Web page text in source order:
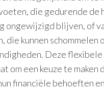
die gedurende de
ongewijzigd blijven, of
die kunnen schommelen
Deze
om een keuze te maken
financiële behoeften en